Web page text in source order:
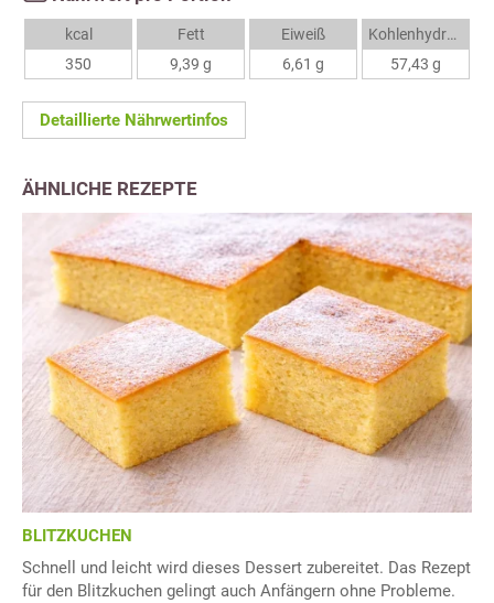
kcal
350
Fett
9,39 g
Eiweiß
6,61 g
Kohlenhydrate
57,43 g
Detaillierte Nährwertinfos
ÄHNLICHE REZEPTE
BLITZKUCHEN
Schnell und leicht wird dieses Dessert zubereitet. Das Rezept
für den Blitzkuchen gelingt auch Anfängern ohne Probleme.